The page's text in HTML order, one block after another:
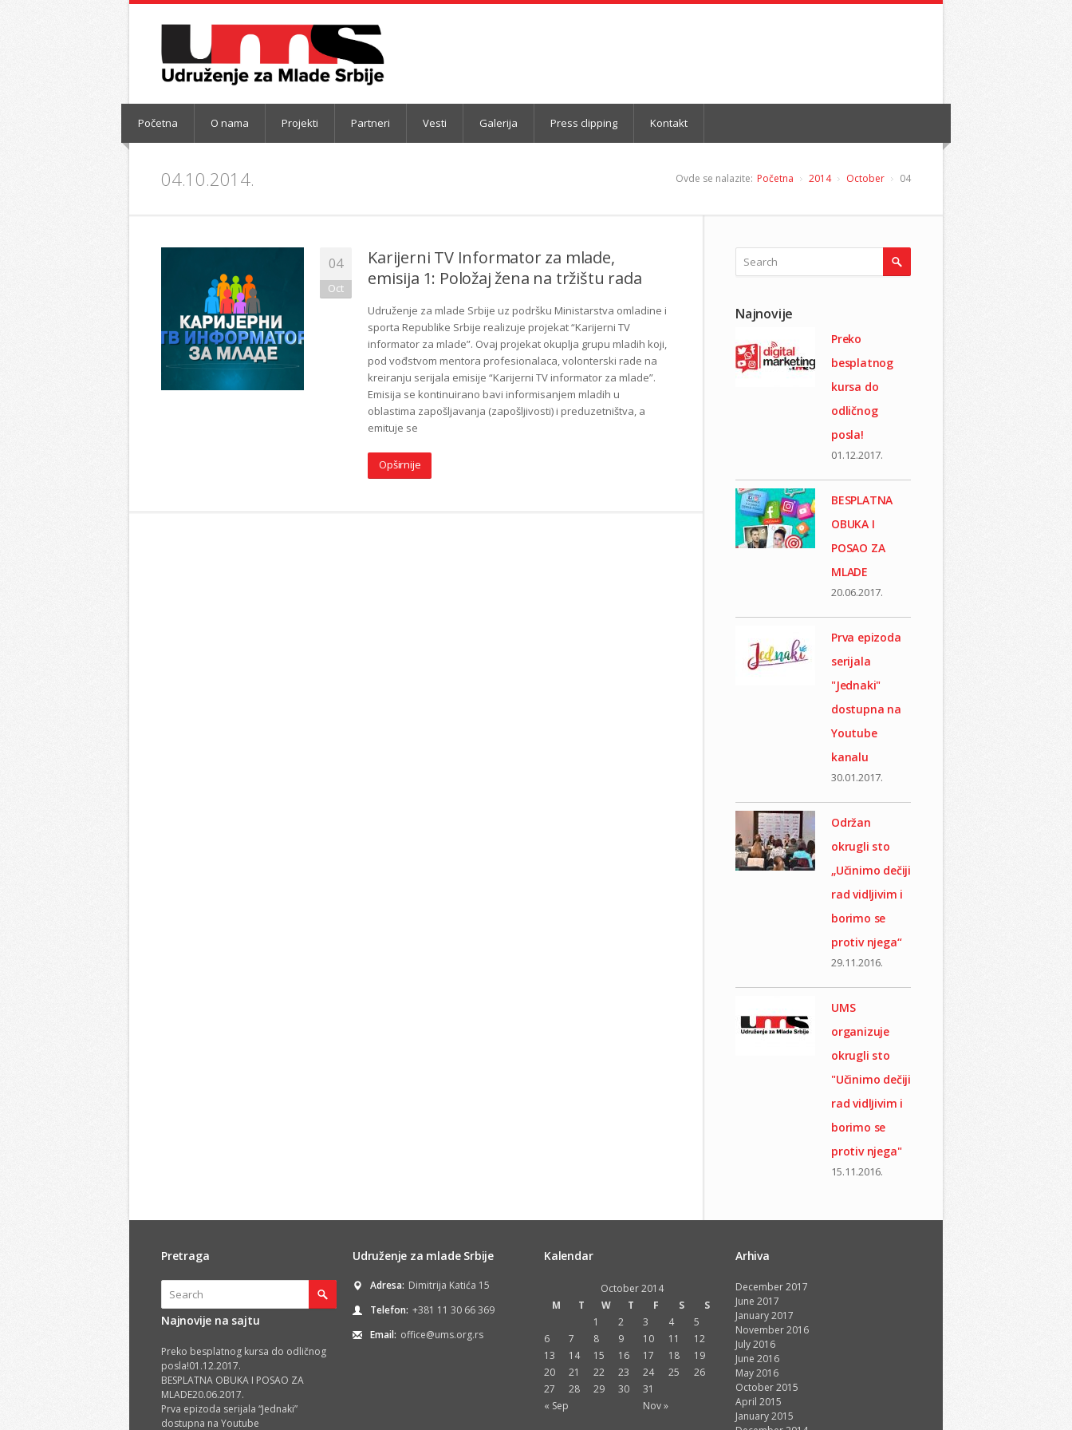
Početna O nama Projekti Partneri Vesti Galerija Press clipping Kontakt
04.10.2014. Ovde se nalazite: Početna 2014 October 04
04
Oct
Karijerni TV Informator za mlade,
emisija 1: Položaj žena na tržištu rada
Udruženje za mlade Srbije uz podršku Ministarstva omladine i
sporta Republike Srbije realizuje projekat “Karijerni TV
informator za mlade”. Ovaj projekat okuplja grupu mladih koji,
pod vođstvom mentora profesionalaca, volonterski rade na
kreiranju serijala emisije “Karijerni TV informator za mlade”.
Emisija se kontinuirano bavi informisanjem mladih u
oblastima zapošljavanja (zapošlјivosti) i preduzetništva, a
emituje se
Opširnije
Najnovije
Preko
besplatnog
kursa do
odličnog
posla!
01.12.2017.
BESPLATNA
OBUKA I
POSAO ZA
MLADE
20.06.2017.
Prva epizoda
serijala
"Jednaki"
dostupna na
Youtube
kanalu
30.01.2017.
Održan
okrugli sto
„Učinimo dečiji
rad vidljivim i
borimo se
protiv nјega“
29.11.2016.
UMS
organizuje
okrugli sto
"Učinimo dečiji
rad vidlјivim i
borimo se
protiv njega"
15.11.2016.
Pretraga
Najnovije na sajtu
Preko besplatnog kursa do odličnog
posla!01.12.2017.
BESPLATNA OBUKA I POSAO ZA
MLADE20.06.2017.
Prva epizoda serijala “Jednaki”
dostupna na Youtube
Udruženje za mlade Srbije
Adresa: Dimitrija Katića 15
Telefon: +381 11 30 66 369
Email: office@ums.org.rs
Kalendar
October 2014
M
T W T F S S
« Sep Nov »
1 2 3 4
5
6
7 8 9 10 11
12
13
14 15 16 17 18
19
20
21 22 23 24 25
26
27
28 29 30 31
Arhiva
December 2017
June 2017
January 2017
November 2016
July 2016
June 2016
May 2016
October 2015
April 2015
January 2015